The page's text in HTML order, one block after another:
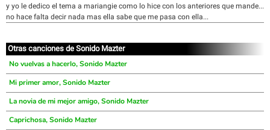
y yo le dedico el tema a mariangie como lo hice con los anteriores que mande...
no hace falta decir nada mas ella sabe que me pasa con ella...
Otras canciones de Sonido Mazter
No vuelvas a hacerlo, Sonido Mazter
Mi primer amor, Sonido Mazter
La novia de mi mejor amigo, Sonido Mazter
Caprichosa, Sonido Mazter